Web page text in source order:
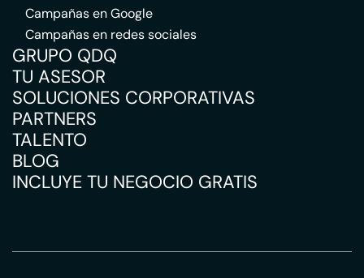
Campañas en Google
Campañas en redes sociales
GRUPO QDQ
TU ASESOR
SOLUCIONES CORPORATIVAS
PARTNERS
TALENTO
BLOG
INCLUYE TU NEGOCIO GRATIS